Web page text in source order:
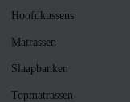
Hoofdkussens
Matrassen
Slaapbanken
Topmatrassen